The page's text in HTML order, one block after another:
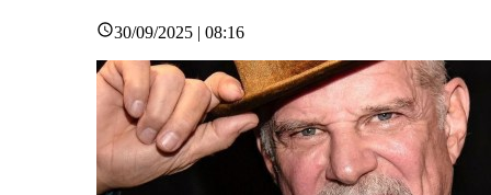
30/09/2025 | 08:16